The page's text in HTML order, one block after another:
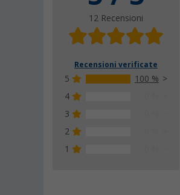
12 Recensioni
Recensioni verificate
5
100 %
4
3
2
1